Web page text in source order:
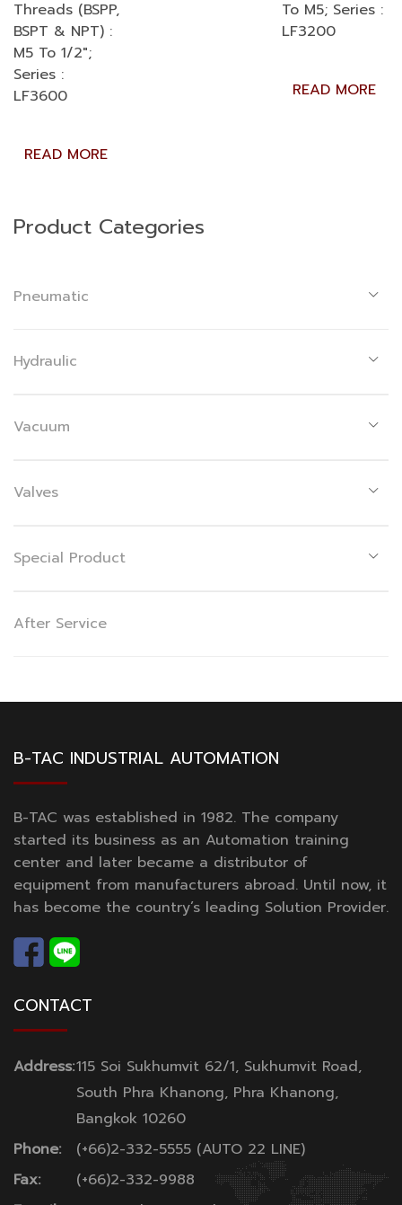
Threads (BSPP,
BSPT & NPT) :
M5 To 1/2″;
Series :
LF3600
READ MORE
To M5; Series :
LF3200
READ MORE
Product Categories
Pneumatic
Hydraulic
Vacuum
Valves
Special Product
After Service
B-TAC INDUSTRIAL AUTOMATION
B-TAC was established in 1982. The company
started its business as an Automation training
center and later became a distributor of
equipment from manufacturers abroad. Until now, it
has become the country’s leading Solution Provider.
CONTACT
Address:115 Soi Sukhumvit 62/1, Sukhumvit Road,
South Phra Khanong, Phra Khanong,
Bangkok 10260
Phone:
(+66)2-332-5555 (AUTO 22 LINE)
Fax:
(+66)2-332-9988